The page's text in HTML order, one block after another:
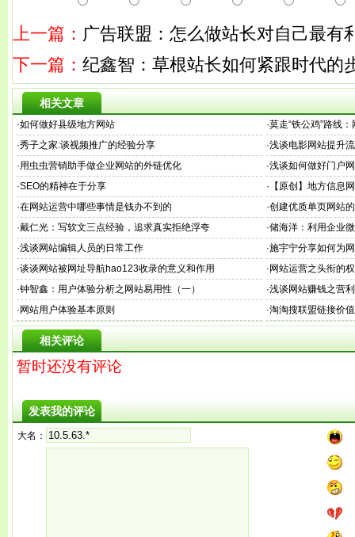
上一篇： 广告联盟：怎么做站长对自己最有
下一篇： 纪鑫智：草根站长如何紧跟时代的
相关文章
·如何做好县级地方网站 ·莫走“铁公鸡”路线
·秀子之家:谈视频推广的经验分享 ·浅谈电影网站提升
·用虫虫营销助手做企业网站的外链优化 ·浅谈如何做好门户
·SEO的精神在于分享 · 【原创】地方信息
·在网站运营中哪些事情是钱办不到的 ·创建优质单页网站
·戴仁光：写软文三点经验，追求真实拒绝浮夸 ·储海洋：利用企业
·浅谈网站编辑人员的日常工作 ·施宇宁分享如何为
·谈谈网站被网址导航hao123收录的意义和作用 · 网站运营之头衔的
·钟智鑫：用户体验分析之网站易用性（一） ·浅谈网站赚钱之营
· 网站用户体验基本原则 ·淘淘搜联盟链接价
相关评论
暂时还没有评论
发表我的评论
大名：